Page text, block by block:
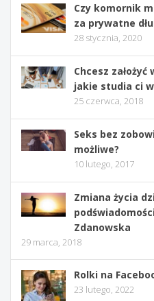
Czy komornik
za prywatne
28 stycznia, 2020
Chcesz założyć
jakie studia ci
25 czerwca, 2018
Seks bez
możliwe?
10 lutego, 2017
Zmiana życia
Zdanowska
29 marca, 2018
Rolki na
23 lutego, 2022